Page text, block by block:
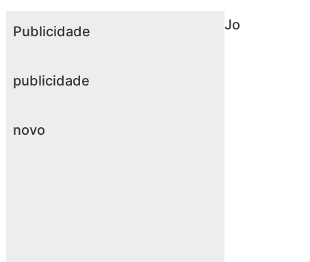
Publicidade
publicidade
novo
Jo